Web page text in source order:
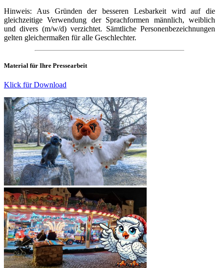
Hinweis: Aus Gründen der besseren Lesbarkeit wird auf die
gleichzeitige Verwendung der Sprachformen männlich, weiblich
und divers (m/w/d) verzichtet. Sämtliche Personenbezeichnungen
gelten gleichermaßen für alle Geschlechter.
Material für Ihre Pressearbeit
Klick für Download